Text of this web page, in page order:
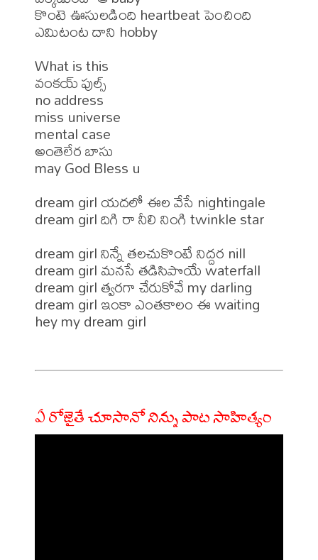
కొంటె ఊసులడింది heartbeat పెంచింది
ఎమిటంట దాని hobby
What is this
వంకయ్ పుల్స్
no address
miss universe
mental case
అంతెలేర బాసు
may God Bless u
dream girl యదలో ఈల వేసే nightingale
dream girl దిగి రా నీలి నింగి twinkle star
dream girl నిన్నే తలచుకొంటే నిద్దర nill
dream girl మనసే తడిసిపొయే waterfall
dream girl త్వరగా చేరుకోవే my darling
dream girl ఇంకా ఎంతకాలం ఈ waiting
hey my dream girl
ఏ రోజైతే చూసానో నిన్ను పాట సాహిత్యం